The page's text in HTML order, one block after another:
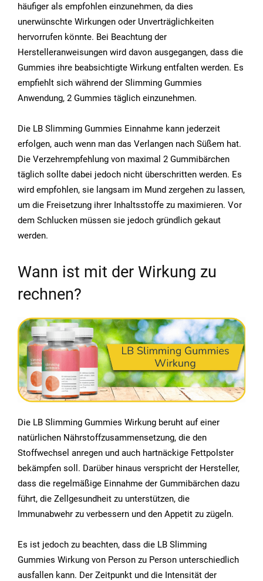
häufiger als empfohlen einzunehmen, da dies
unerwünschte Wirkungen oder Unverträglichkeiten
hervorrufen könnte. Bei Beachtung der
Herstelleranweisungen wird davon ausgegangen, dass die
Gummies ihre beabsichtigte Wirkung entfalten werden. Es
empfiehlt sich während der Slimming Gummies
Anwendung, 2 Gummies täglich einzunehmen.
Die LB Slimming Gummies Einnahme kann jederzeit
erfolgen, auch wenn man das Verlangen nach Süßem hat.
Die Verzehrempfehlung von maximal 2 Gummibärchen
täglich sollte dabei jedoch nicht überschritten werden. Es
wird empfohlen, sie langsam im Mund zergehen zu lassen,
um die Freisetzung ihrer Inhaltsstoffe zu maximieren. Vor
dem Schlucken müssen sie jedoch gründlich gekaut
werden.
Wann ist mit der Wirkung zu
rechnen?
Die LB Slimming Gummies Wirkung beruht auf einer
natürlichen Nährstoffzusammensetzung, die den
Stoffwechsel anregen und auch hartnäckige Fettpolster
bekämpfen soll. Darüber hinaus verspricht der Hersteller,
dass die regelmäßige Einnahme der Gummibärchen dazu
führt, die Zellgesundheit zu unterstützen, die
Immunabwehr zu verbessern und den Appetit zu zügeln.
Es ist jedoch zu beachten, dass die LB Slimming
Gummies Wirkung von Person zu Person unterschiedlich
ausfallen kann. Der Zeitpunkt und die Intensität der